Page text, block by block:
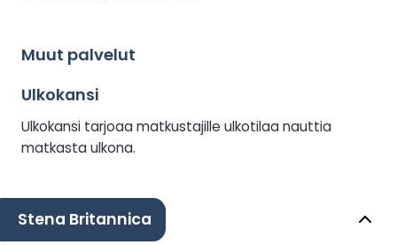
Muut palvelut
Ulkokansi
Ulkokansi tarjoaa matkustajille ulkotilaa nauttia
matkasta ulkona.
Stena Britannica